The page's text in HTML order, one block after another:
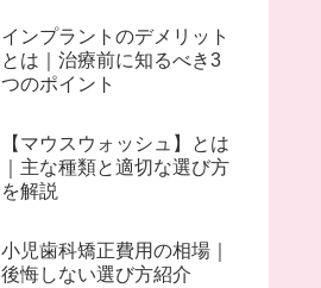
インプラントのデメリット
とは｜治療前に知るべき3
つのポイント
【マウスウォッシュ】とは
｜主な種類と適切な選び方
を解説
小児歯科矯正費用の相場｜
後悔しない選び方紹介